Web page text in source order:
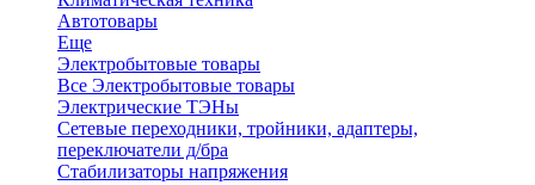
Автотовары
Еще
Электробытовые товары
Все Электробытовые товары
Электрические ТЭНы
Сетевые переходники, тройники, адаптеры,
переключатели д/бра
Стабилизаторы напряжения